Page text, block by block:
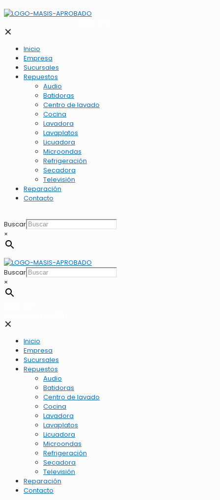
✕
Inicio
Empresa
Sucursales
Repuestos
Audio
Batidoras
Centro de lavado
Cocina
Lavadora
Lavaplatos
Licuadora
Microondas
Refrigeración
Secadora
Televisión
Reparación
Contacto
Buscar
×
Buscar
×
✕
Inicio
Empresa
Sucursales
Repuestos
Audio
Batidoras
Centro de lavado
Cocina
Lavadora
Lavaplatos
Licuadora
Microondas
Refrigeración
Secadora
Televisión
Reparación
Contacto